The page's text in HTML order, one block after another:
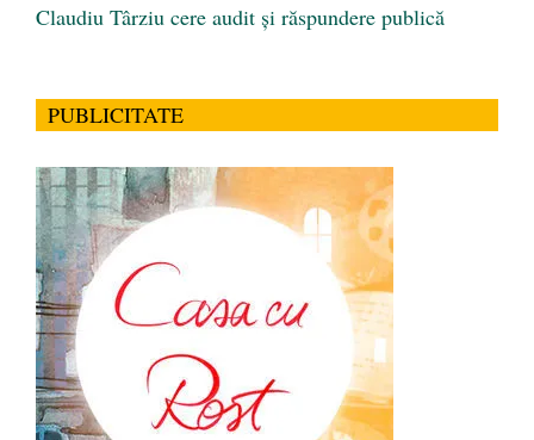
Claudiu Târziu cere audit și răspundere publică
PUBLICITATE